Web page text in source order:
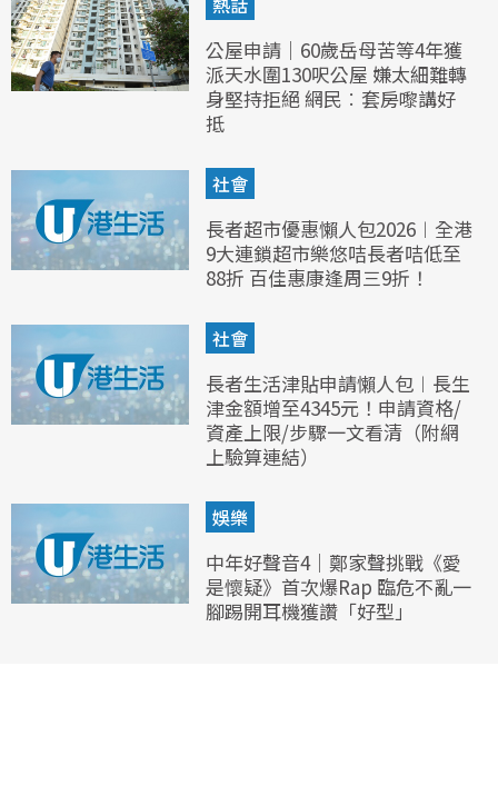
公屋申請｜60歲岳母苦等4年獲
派天水圍130呎公屋 嫌太細難轉
身堅持拒絕 網民︰套房嚟講好
抵
社會
長者超市優惠懶人包2026︱全港
9大連鎖超市樂悠咭長者咭低至
88折 百佳惠康逢周三9折！
社會
長者生活津貼申請懶人包︱長生
津金額增至4345元！申請資格/
資產上限/步驟一文看清（附網
上驗算連結）
娛樂
中年好聲音4｜鄭家聲挑戰《愛
是懷疑》首次爆Rap 臨危不亂一
腳踢開耳機獲讚「好型」